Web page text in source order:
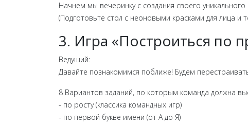
Начнем мы вечеринку с создания своего
(Подготовьте стол с неоновыми красками для лица и
3. Игра «Построиться по
Ведущий:
Давайте познакомимся поближе! Будем
8 Вариантов заданий, по которым команда должна
- по росту (классика командных игр)
- по первой букве имени (от А до Я)